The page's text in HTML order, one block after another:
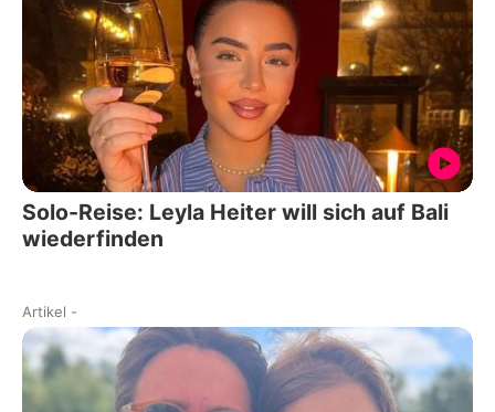
Solo-Reise: Leyla Heiter will sich auf Bali
wiederfinden
Artikel -